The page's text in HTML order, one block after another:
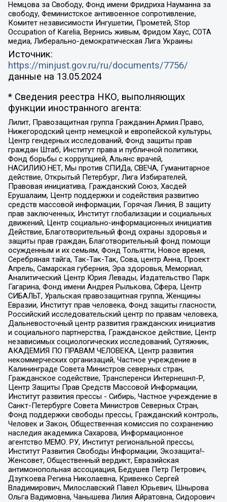
Немцова за Свободу, Фонд имени Фридриха Науманна за
свободу, Феминистское антивоенное сопротивление,
Комитет независимости Ингушетии, Прометей, Stop
Occupation of Karelia, Вернись живым, Фридом Хаус, СОТА
медиа, Либерально-демократическая Лига Украины
Источник:
https://minjust.gov.ru/ru/documents/7756/
данные на 13.05.2024
* Сведения реестра НКО, выполняющих
функции иностранного агента:
Лилит, Правозащитная группа Гражданин.Армия.Право,
Нижегородский центр немецкой и европейской культуры,
Центр гендерных исследований, Фонд защиты прав
граждан Штаб, Институт права и публичной политики,
Фонд борьбы с коррупцией, Альянс врачей,
НАСИЛИЮ.НЕТ, Мы против СПИДа, СВЕЧА, Гуманитарное
действие, Открытый Петербург, Лига Избирателей,
Правовая инициатива, Гражданский Союз, Хасдей
Ерушалаим, Центр поддержки и содействия развитию
средств массовой информации, Горячая Линия, В защиту
прав заключенных, Институт глобализации и социальных
движений, Центр социально-информационных инициатив
Действие, Благотворительный фонд охраны здоровья и
защиты прав граждан, Благотворительный фонд помощи
осужденным и их семьям, Фонд Тольятти, Новое время,
Серебряная тайга, Так-Так-Так, Сова, центр Анна, Проект
Апрель, Самарская губерния, Эра здоровья, Мемориал,
Аналитический Центр Юрия Левады, Издательство Парк
Гагарина, Фонд имени Андрея Рылькова, Сфера, Центр
СИБАЛЬТ, Уральская правозащитная группа, Женщины
Евразии, Институт прав человека, Фонд защиты гласности,
Российский исследовательский центр по правам человека,
Дальневосточный центр развития гражданских инициатив
и социального партнерства, Гражданское действие, Центр
независимых социологических исследований, Сутяжник,
АКАДЕМИЯ ПО ПРАВАМ ЧЕЛОВЕКА, Центр развития
некоммерческих организаций, Частное учреждение в
Калининграде Совета Министров северных стран,
Гражданское содействие, Трансперенси Интернешнл-Р,
Центр Защиты Прав Средств Массовой Информации,
Институт развития прессы - Сибирь, Частное учреждение в
Санкт-Петербурге Совета Министров Северных Стран,
Фонд поддержки свободы прессы, Гражданский контроль,
Человек и Закон, Общественная комиссия по сохранению
наследия академика Сахарова, Информационное
агентство МЕМО. РУ, Институт региональной прессы,
Институт Развития Свободы Информации, Экозащита!-
Женсовет, Общественный вердикт, Евразийская
антимонопольная ассоциация, Бедушев Петр Петрович,
Дзугкоева Регина Николаевна, Кривенко Сергей
Владимирович, Милославский Павел Юрьевич, Шнырова
Ольга Вадимовна, Чанышева Лилия Айратовна, Сидорович